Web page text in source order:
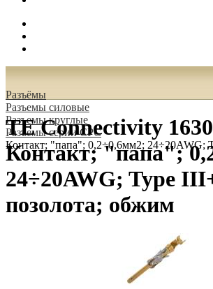
Разъёмы
Разъeмы силовые
Разъeмы круглые
Разъeмы серии CPC
Контакт; "папа"; 0,2÷0,6мм2; 24÷20AWG;
TE Connectivity
Контакт; "папа";
24÷20AWG; Type
позолота; обжим